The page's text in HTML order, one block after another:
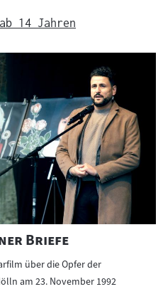
ab 14 Jahren
Briefe"
über die Opfer der
am 23. November 1992